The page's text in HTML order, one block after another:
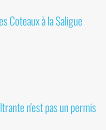
Coteaux à la Saligue
n'est pas un permis